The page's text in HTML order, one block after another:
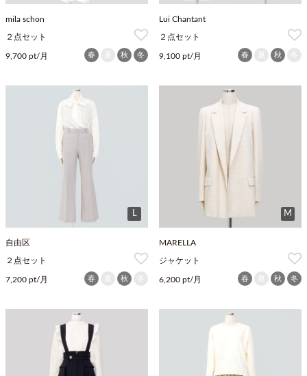
mila schon
２点セット
9,700 pt/月 春 秋 冬
Lui Chantant
２点セット
9,100 pt/月 春 秋
L
自由区
２点セット
7,200 pt/月 春 秋
M
MARELLA
ジャケット
6,200 pt/月 春 秋 冬